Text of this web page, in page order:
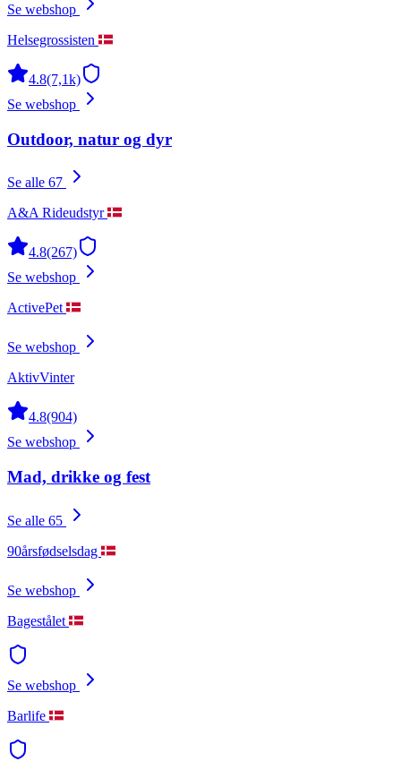
Se webshop
Helsegrossisten
4.8(7,1k)
Se webshop
Outdoor, natur og dyr
Se alle 67
A&A Rideudstyr
4.8(267)
Se webshop
ActivePet
Se webshop
AktivVinter
4.8(904)
Se webshop
Mad, drikke og fest
Se alle 65
90årsfødselsdag
Se webshop
Bagestålet
Se webshop
Barlife